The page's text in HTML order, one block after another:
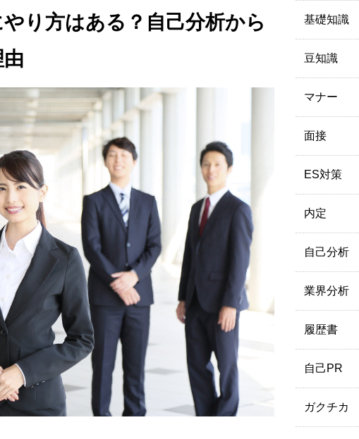
やり方はある？自己分析から
基礎知識
豆知識
マナー
面接
ES対策
内定
自己分析
業界分析
履歴書
自己PR
ガクチカ